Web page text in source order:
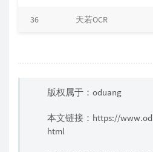
36 天若OCR
版权属于：oduang
本文链接： https://
html